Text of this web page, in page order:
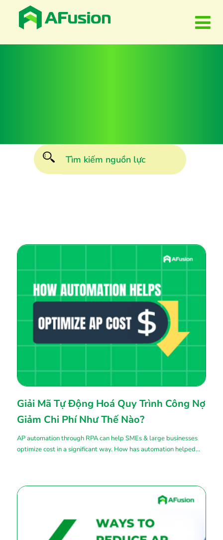
Giải Mã Tự Động Hoá Quy Trình Công Nợ
Giảm Chi Phí Như Thế Nào?
AP automation through RPA can help SMEs & large businesses
optimize cost in a significant way. How has automation helped